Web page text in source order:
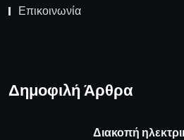
Επικοινωνία
Δημοφιλή Άρθρα
Διακοπή